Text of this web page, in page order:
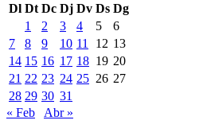
Dl Dt Dc Dj Dv Ds Dg
1
2 3 4 5
6
7
8 9 10 11 12 13
14 15 16 17 18 19 20
21 22 23 24 25 26 27
28 29 30 31
« Feb
Abr »